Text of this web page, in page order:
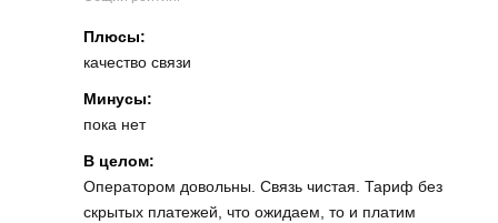
Плюсы:
качество связи
Минусы:
пока нет
В целом:
Оператором довольны. Связь чистая. Тариф без
скрытых платежей, что ожидаем, то и платим